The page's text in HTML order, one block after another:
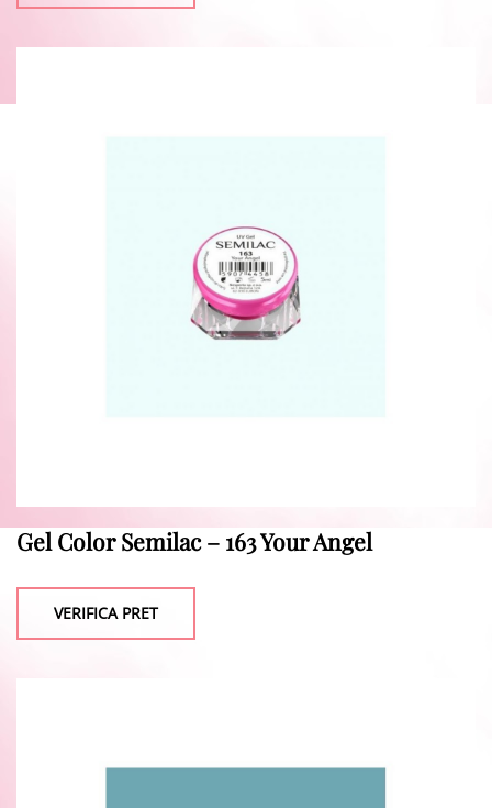
Gel Color Semilac – 163 Your Angel
VERIFICA PRET